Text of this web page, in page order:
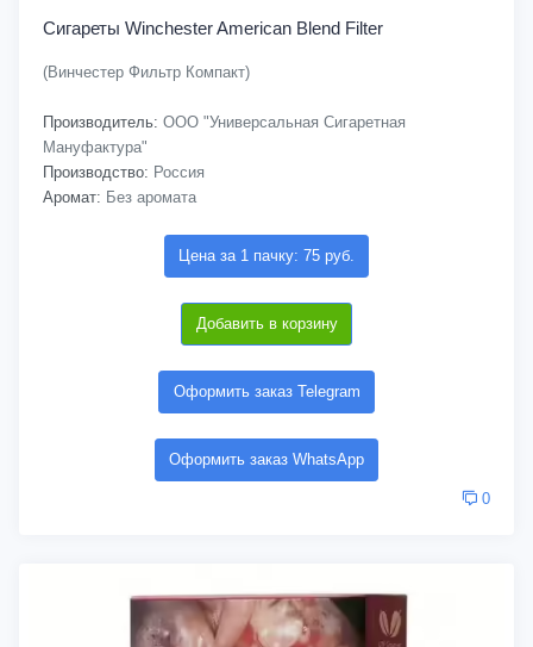
Сигареты Winchester American Blend Filter
(Винчестер Фильтр Компакт)
Производитель: ООО "Универсальная Сигаретная
Мануфактура"
Производство: Россия
Аромат: Без аромата
Цена за 1 пачку: 75 руб.
Добавить в корзину
Оформить заказ Telegram
Оформить заказ WhatsApp
0